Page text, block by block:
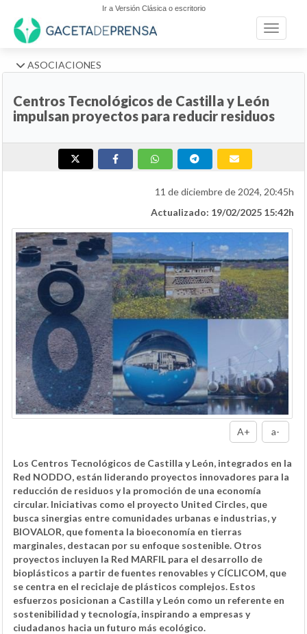
Ir a Versión Clásica o escritorio
Toggle
ASOCIACIONES
Centros Tecnológicos de Castilla y León
impulsan proyectos para reducir residuos
11 de diciembre de 2024, 20:45h
Actualizado: 19/02/2025 15:42h
A+ a-
Los Centros Tecnológicos de Castilla y León, integrados en la
Red NODDO, están liderando proyectos innovadores para la
reducción de residuos y la promoción de una economía
circular. Iniciativas como el proyecto United Circles, que
busca sinergias entre comunidades urbanas e industrias, y
BIOVALOR, que fomenta la bioeconomía en tierras
marginales, destacan por su enfoque sostenible. Otros
proyectos incluyen la Red MARFIL para el desarrollo de
bioplásticos a partir de fuentes renovables y CÍCLICOM, que
se centra en el reciclaje de plásticos complejos. Estos
esfuerzos posicionan a Castilla y León como un referente en
sostenibilidad y tecnología, inspirando a empresas y
ciudadanos hacia un futuro más ecológico.